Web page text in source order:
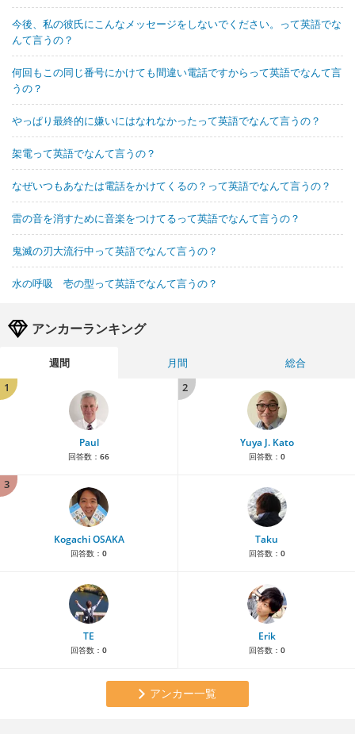
今後、私の彼氏にこんなメッセージをしないでください。って英語でな
んて言うの？
何回もこの同じ番号にかけても間違い電話ですからって英語でなんて言
うの？
やっぱり最終的に嫌いにはなれなかったって英語でなんて言うの？
架電って英語でなんて言うの？
なぜいつもあなたは電話をかけてくるの？って英語でなんて言うの？
雷の音を消すために音楽をつけてるって英語でなんて言うの？
鬼滅の刃大流行中って英語でなんて言うの？
水の呼吸 壱の型って英語でなんて言うの？
アンカーランキング
週間 月間
総合
1
Paul
回答数： 66
2
Yuya J. Kato
回答数： 0
3
Kogachi OSAKA
回答数： 0
Taku
回答数： 0
TE
回答数： 0
Erik
回答数： 0
アンカー一覧